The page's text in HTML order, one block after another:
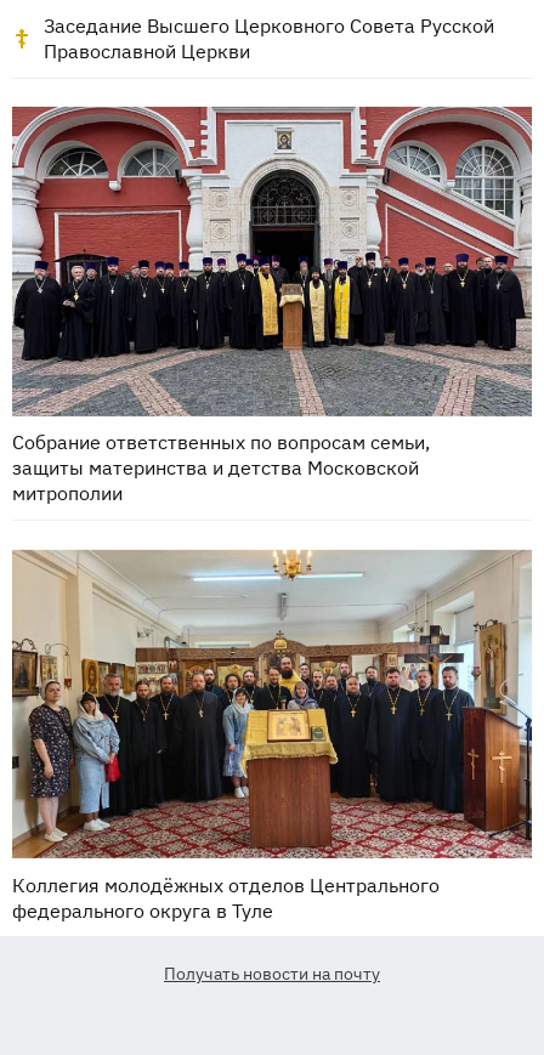
Заседание Высшего Церковного Совета Русской
Православной Церкви
Собрание ответственных по вопросам семьи,
защиты материнства и детства Московской
митрополии
Коллегия молодёжных отделов Центрального
федерального округа в Туле
Получать новости на почту